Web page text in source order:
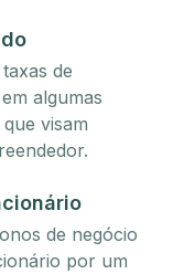
de
algumas
visam
de negócio
por um